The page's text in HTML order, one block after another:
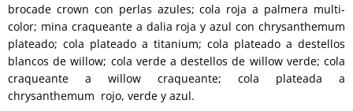
brocade crown con perlas azules; cola roja a palmera multi-
color; mina craqueante a dalia roja y azul con chrysanthemum
plateado; cola plateado a titanium; cola plateado a destellos
blancos de willow; cola verde a destellos de willow verde; cola
craqueante a willow craqueante; cola plateada a
chrysanthemum rojo, verde y azul.